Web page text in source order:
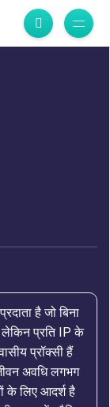
है जो बिना
प्रति IP के
प्रॉक्सी हैं
अवधि लगभग
के लिए आदर्श है